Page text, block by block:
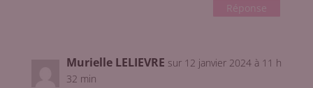
Réponse
Murielle LELIEVRE sur 12 janvier 2024 à 11 h
32 min